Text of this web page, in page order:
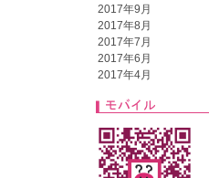
2017年9月
2017年8月
2017年7月
2017年6月
2017年4月